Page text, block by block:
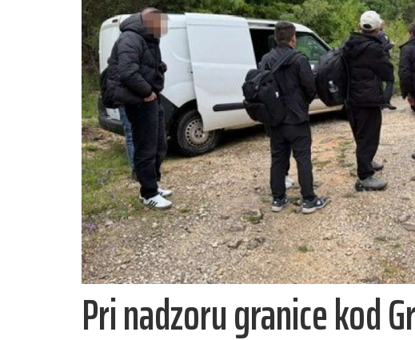
Pri nadzoru granice kod